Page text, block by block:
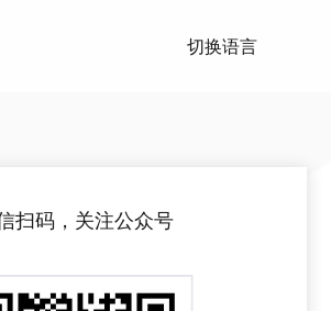
切换语言
扫码，关注公众号